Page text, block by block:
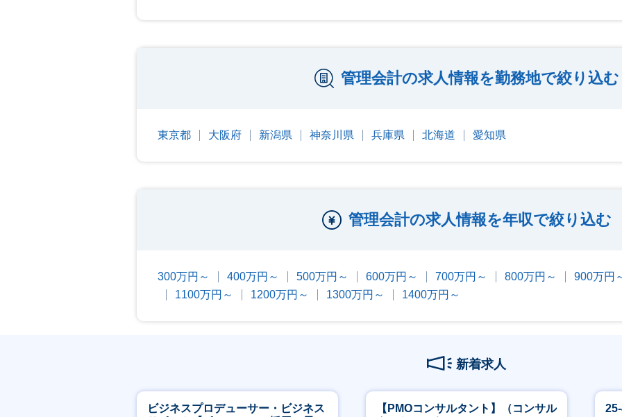
管理会計の求人情報を勤務地で絞り込む
東京都 大阪府 新潟県 神奈川県 兵庫県 北海道 愛知県
管理会計の求人情報を年収で絞り込む
300万円～ 400万円～ 500万円～ 600万円～ 700万円～ 800万円～ 900万円
1100万円～
1200万円～ 1300万円～ 1400万円～
新着求人
ビジネスプロデューサー・ビジネス
【PMOコンサルタント】（コンサル